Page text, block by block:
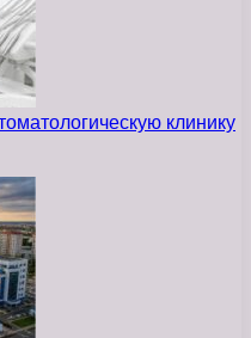
клинику